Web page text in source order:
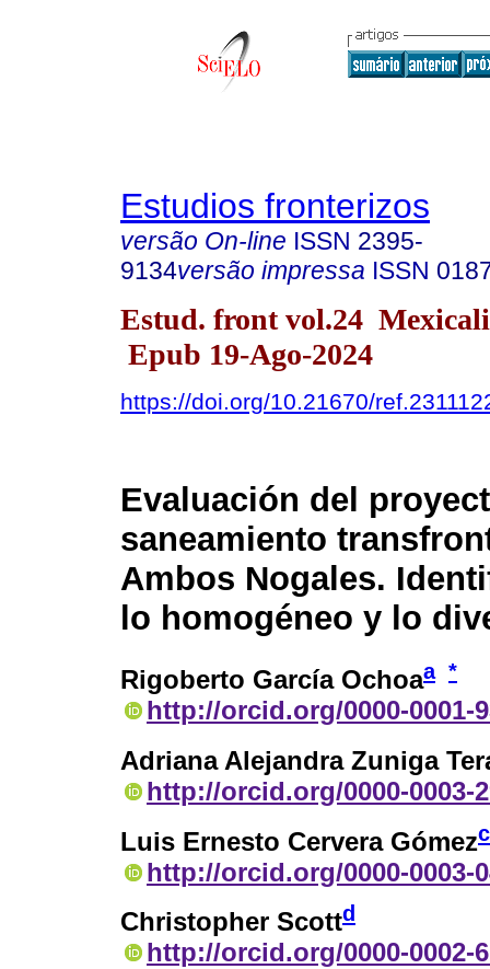
Estudios fronterizos
versão On-line ISSN 2395-
9134versão impressa ISSN
Estud. front vol.24
Epub 19-Ago-2024
https://doi.org/10.21670/
Evaluación del
saneamiento
Ambos Nogales.
lo homogéneo y lo
Rigoberto García Ochoaa *
http://orcid.org/0000-0001-
Adriana Alejandra Zuniga
http://orcid.org/0000-0003-
Luis Ernesto Cervera Gómezc
http://orcid.org/0000-0003-
Christopher Scottd
http://orcid.org/0000-0002-